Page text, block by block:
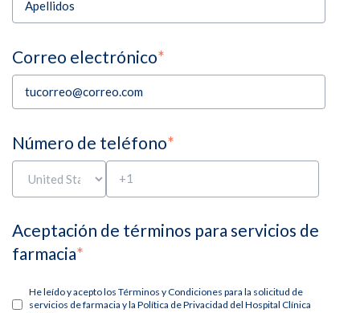
Correo electrónico*
Número de teléfono*
Aceptación de términos para servicios de
farmacia*
He leído y acepto los Términos y Condiciones para la solicitud de
servicios de farmacia y la Política de Privacidad del Hospital Clínica